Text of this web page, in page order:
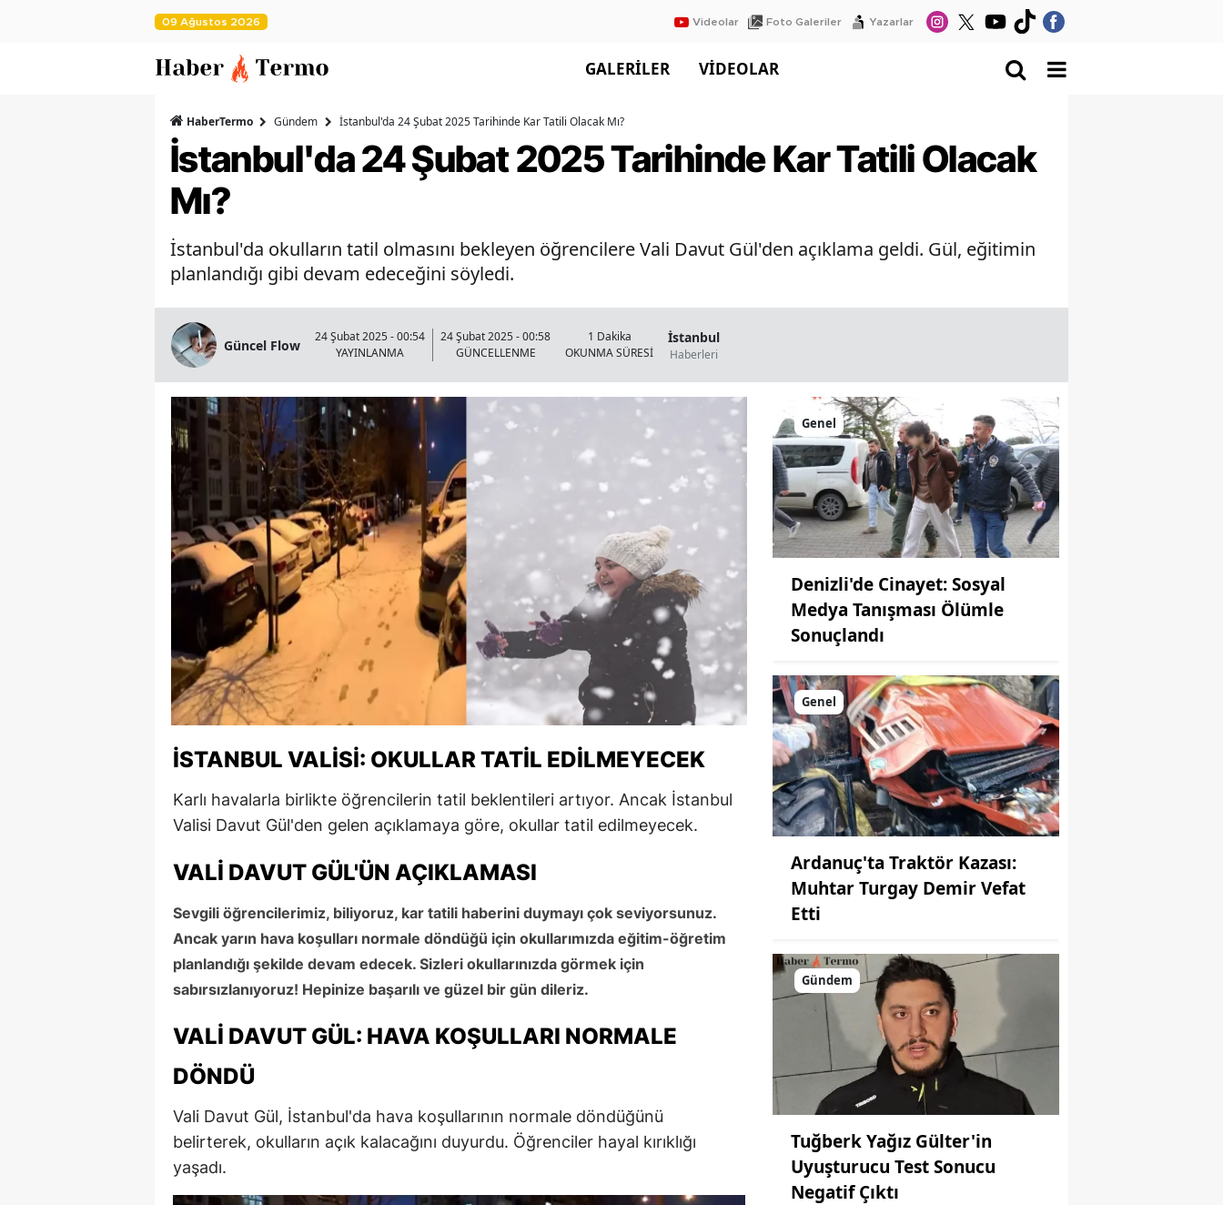
09 Ağustos 2026 Videolar Foto Galeriler Yazarlar
GALERİLER VİDEOLAR
HaberTermo Gündem İstanbul'da 24 Şubat 2025 Tarihinde Kar Tatili Olacak Mı?
İstanbul'da 24 Şubat 2025 Tarihinde Kar Tatili Olacak
Mı?
İstanbul'da okulların tatil olmasını bekleyen öğrencilere Vali Davut Gül'den açıklama geldi. Gül, eğitimin
planlandığı gibi devam edeceğini söyledi.
Güncel Flow
24 Şubat 2025 - 00:54
YAYINLANMA
24 Şubat 2025 - 00:58
GÜNCELLENME
1 Dakika
OKUNMA SÜRESİ
İstanbul
Haberleri
İSTANBUL VALISI: OKULLAR TATIL EDILMEYECEK
Karlı havalarla birlikte öğrencilerin tatil beklentileri artıyor. Ancak İstanbul
Valisi Davut Gül'den gelen açıklamaya göre, okullar tatil edilmeyecek.
VALI DAVUT GÜL'ÜN AÇIKLAMASI
Sevgili öğrencilerimiz, biliyoruz, kar tatili haberini duymayı çok seviyorsunuz.
Ancak yarın hava koşulları normale döndüğü için okullarımızda eğitim-öğretim
planlandığı şekilde devam edecek. Sizleri okullarınızda görmek için
sabırsızlanıyoruz! Hepinize başarılı ve güzel bir gün dileriz.
VALI DAVUT GÜL: HAVA KOŞULLARI NORMALE
DÖNDÜ
Vali Davut Gül, İstanbul'da hava koşullarının normale döndüğünü
belirterek, okulların açık kalacağını duyurdu. Öğrenciler hayal kırıklığı
yaşadı.
Genel
Denizli'de Cinayet: Sosyal
Medya Tanışması Ölümle
Sonuçlandı
Genel
Ardanuç'ta Traktör Kazası:
Muhtar Turgay Demir Vefat
Etti
Gündem
Tuğberk Yağız Gülter'in
Uyuşturucu Test Sonucu
Negatif Çıktı